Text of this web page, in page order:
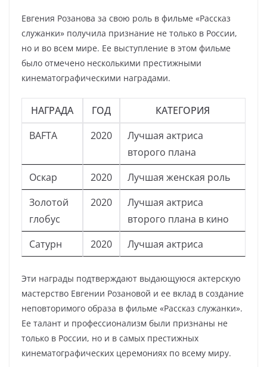
Евгения Розанова за свою роль в фильме «Рассказ
служанки» получила признание не только в России,
но и во всем мире. Ее выступление в этом фильме
было отмечено несколькими престижными
кинематографическими наградами.
НАГРАДА ГОД
КАТЕГОРИЯ
BAFTA
2020
Лучшая актриса
второго плана
Оскар
2020
Лучшая женская роль
Золотой
глобус
2020
Лучшая актриса
второго плана в кино
Сатурн
2020 Лучшая актриса
Эти награды подтверждают выдающуюся актерскую
мастерство Евгении Розановой и ее вклад в создание
неповторимого образа в фильме «Рассказ служанки».
Ее талант и профессионализм были признаны не
только в России, но и в самых престижных
кинематографических церемониях по всему миру.